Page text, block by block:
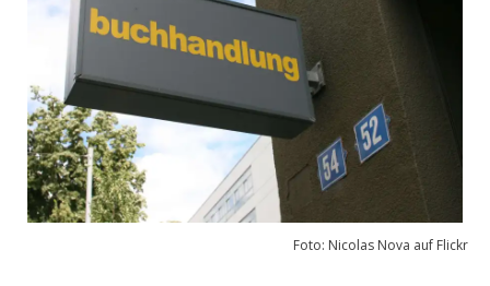
Foto: Nicolas Nova auf Flickr